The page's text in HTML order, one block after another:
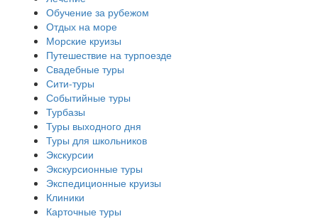
Обучение за рубежом
Отдых на море
Морские круизы
Путешествие на турпоезде
Свадебные туры
Сити-туры
Событийные туры
Турбазы
Туры выходного дня
Туры для школьников
Экскурсии
Экскурсионные туры
Экспедиционные круизы
Клиники
Карточные туры